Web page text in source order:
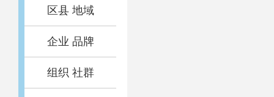
区县 地域
企业 品牌
组织 社群